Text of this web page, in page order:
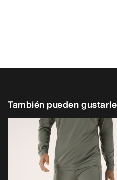
También pueden gustarle